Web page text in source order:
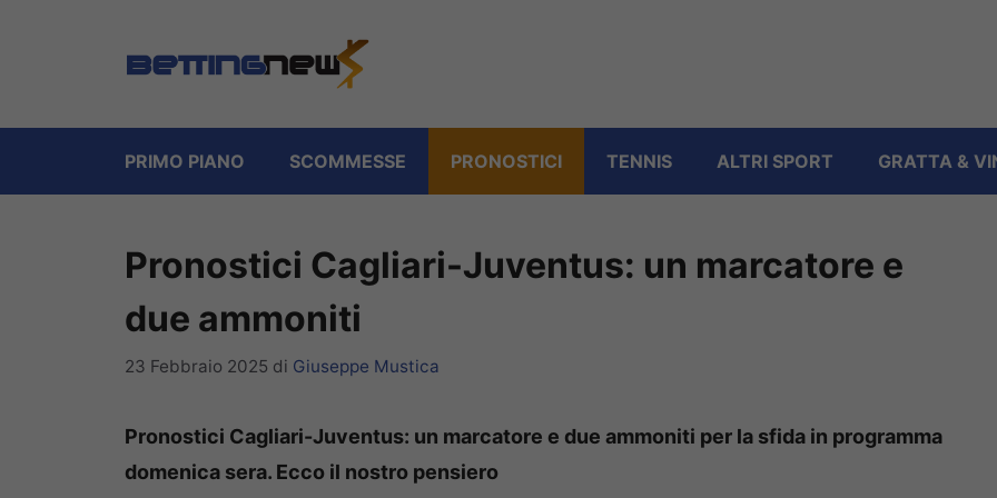
PRIMO PIANO SCOMMESSE PRONOSTICI TENNIS ALTRI SPORT GRATTA &
Pronostici Cagliari-Juventus: un marcatore e
due ammoniti
23 Febbraio 2025 di Giuseppe Mustica
Pronostici Cagliari-Juventus: un marcatore e due ammoniti per la sfida in programma
domenica sera. Ecco il nostro pensiero